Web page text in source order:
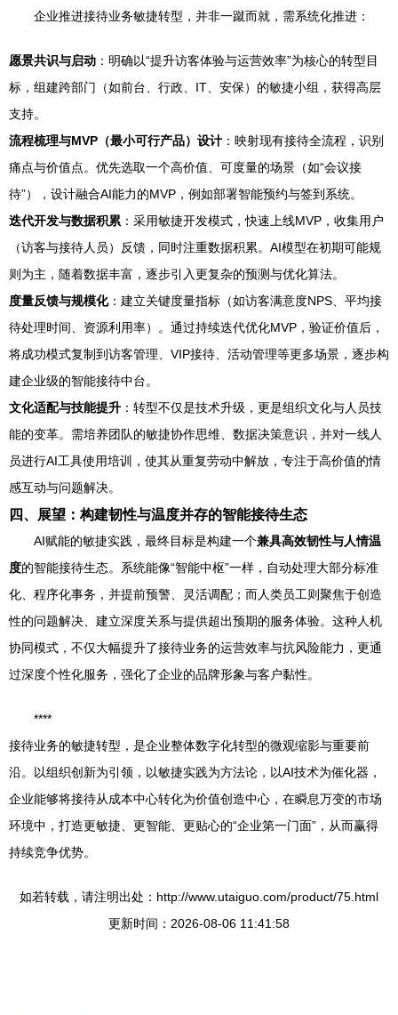
企业推进接待业务敏捷转型，并非一蹴而就，需系统化推进：
愿景共识与启动 ：明确以“提升访客体验与运营效率”为核心的转型目
标，组建跨部门（如前台、行政、IT、安保）的敏捷小组，获得高层
支持。
流程梳理与MVP（最小可行产品）设计 ：映射现有接待全流程，识别
痛点与价值点。优先选取一个高价值、可度量的场景（如“会议接
待”），设计融合AI能力的MVP，例如部署智能预约与签到系统。
迭代开发与数据积累 ：采用敏捷开发模式，快速上线MVP，收集用户
（访客与接待人员）反馈，同时注重数据积累。AI模型在初期可能规
则为主，随着数据丰富，逐步引入更复杂的预测与优化算法。
度量反馈与规模化：建立关键度量指标（如访客满意度NPS、平均接
待处理时间、资源利用率）。通过持续迭代优化MVP，验证价值后，
将成功模式复制到访客管理、VIP接待、活动管理等更多场景，逐步构
建企业级的智能接待中台。
文化适配与技能提升 ：转型不仅是技术升级，更是组织文化与人员技
能的变革。需培养团队的敏捷协作思维、数据决策意识，并对一线人
员进行AI工具使用培训，使其从重复劳动中解放，专注于高价值的情
感互动与问题解决。
四、展望：构建韧性与温度并存的智能接待生态
AI赋能的敏捷实践，最终目标是构建一个兼具高效韧性与人情温
度的智能接待生态。系统能像“智能中枢”一样，自动处理大部分标准
化、程序化事务，并提前预警、灵活调配；而人类员工则聚焦于创造
性的问题解决、建立深度关系与提供超出预期的服务体验。这种人机
协同模式，不仅大幅提升了接待业务的运营效率与抗风险能力，更通
过深度个性化服务，强化了企业的品牌形象与客户黏性。
****
接待业务的敏捷转型，是企业整体数字化转型的微观缩影与重要前
沿。以组织创新为引领，以敏捷实践为方法论，以AI技术为催化器，
企业能够将接待从成本中心转化为价值创造中心，在瞬息万变的市场
环境中，打造更敏捷、更智能、更贴心的“企业第一门面”，从而赢得
持续竞争优势。
如若转载，请注明出处：http://www.utaiguo.com/product/75.html
更新时间：2026-08-06 11:41:58